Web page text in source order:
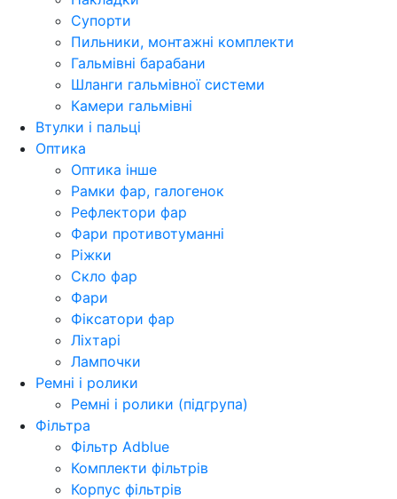
Супорти
Пильники, монтажні комплекти
Гальмівні барабани
Шланги гальмівної системи
Камери гальмівні
Втулки і пальці
Оптика
Оптика інше
Рамки фар, галогенок
Рефлектори фар
Фари противотуманні
Ріжки
Скло фар
Фари
Фіксатори фар
Ліхтарі
Лампочки
Ремні і ролики
Ремні і ролики (підгрупа)
Фільтра
Фільтр Adblue
Комплекти фільтрів
Корпус фільтрів